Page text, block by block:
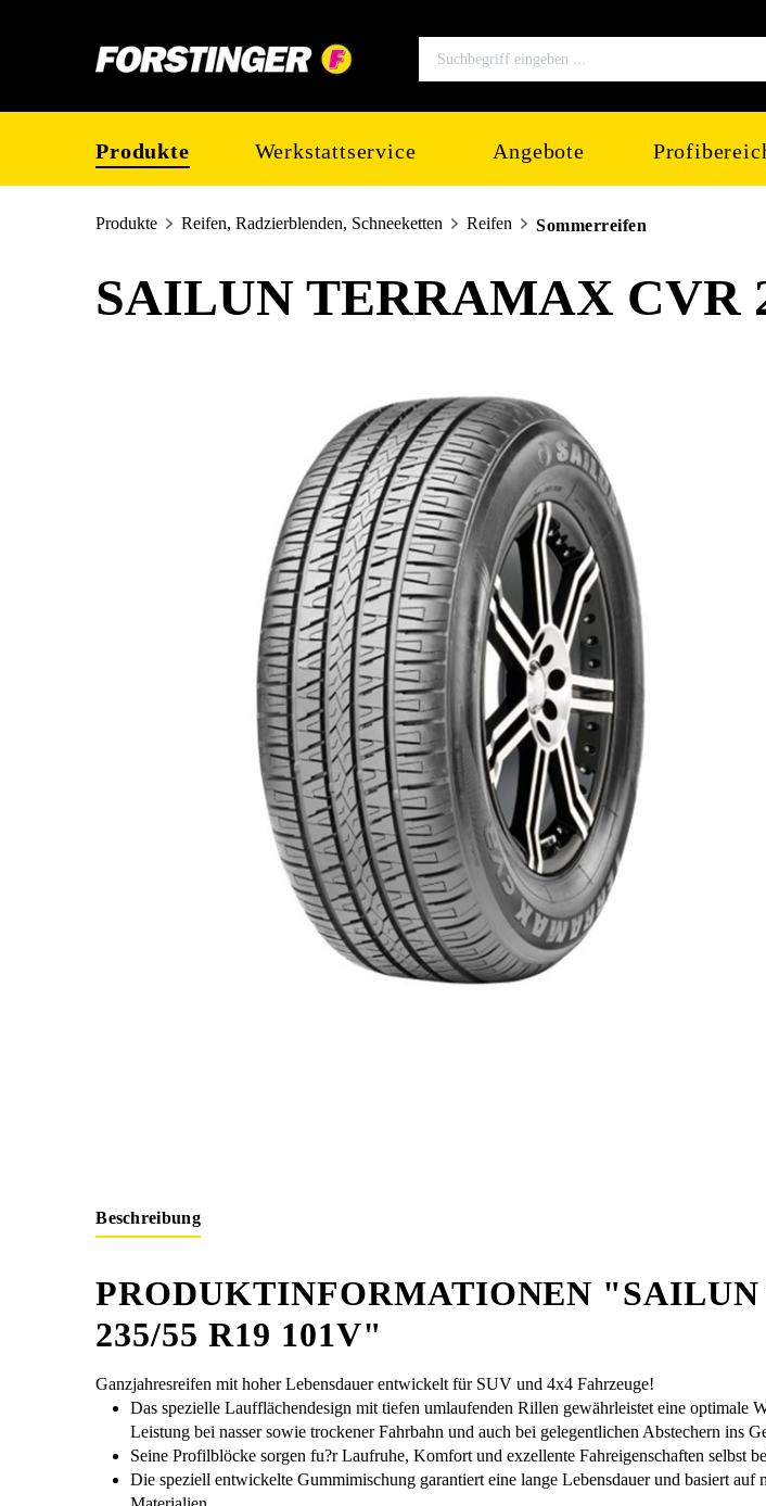
Produkte Werkstattservice Angebote
Produkte Reifen, Radzierblenden, Schneeketten Reifen Sommerreifen
SAILUN TERRAMAX CVR
Beschreibung
PRODUKTINFORMATIONEN
235/55 R19 101V"
Ganzjahresreifen mit hoher Lebensdauer entwickelt für SUV und 4x4 Fahrzeuge!
Das spezielle Laufflächendesign mit tiefen umlaufenden Rillen gewährleistet eine optimale
Leistung bei nasser sowie trockener Fahrbahn und auch bei gelegentlichen Abstechern ins
Seine Profilblöcke sorgen fu?r Laufruhe, Komfort und exzellente Fahreigenschaften selbst
Die speziell entwickelte Gummimischung garantiert eine lange Lebensdauer und basiert auf